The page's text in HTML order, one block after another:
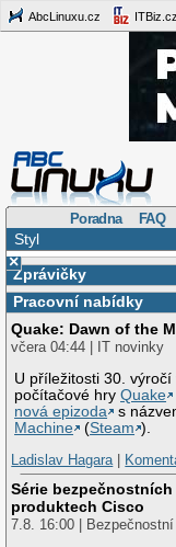
AbcLinuxu.cz ITBiz.cz
Poradna FAQ
Styl
×
Zprávičky
Pracovní nabídky
Quake: Dawn of the
včera 04:44 | IT novinky
U příležitosti 30. výročí
počítačové hryQuake
nová epizoda
s
Machine
(Steam ).
Ladislav Hagara|
Série
produktech Cisco
7.8. 16:00 |